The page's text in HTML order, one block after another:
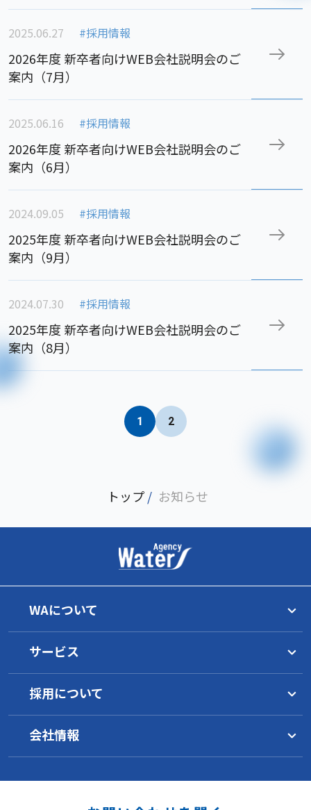
2025.06.27 #採用情報
2026年度 新卒者向けWEB会社説明会のご
案内（7月）
2025.06.16 #採用情報
2026年度 新卒者向けWEB会社説明会のご
案内（6月）
2024.09.05 #採用情報
2025年度 新卒者向けWEB会社説明会のご
案内（9月）
2024.07.30 #採用情報
2025年度 新卒者向けWEB会社説明会のご
案内（8月）
1 2
トップ / お知らせ
WAについて
トップメッセージ
理念
グループ一覧
WAの目指すもの
事業継続のために
サービス
水マネジメント
サービス概要
水環境について
海外事業
工業薬品
オゾン水／浄水器
オゾン水生成器
採用について
1分でわかるWA
WAの働き方
キャリアパス
採用要項
新卒採用
会社情報
会社概要
沿革